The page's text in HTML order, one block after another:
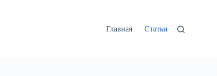
Главная Статьи